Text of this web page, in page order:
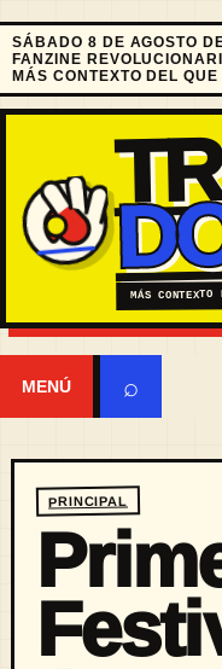
SÁBADO 8 DE AGOSTO
FANZINE
MÁS CONTEXTO DEL
MÁS CONTEXTO
MENÚ ⌕
PRINCIPAL